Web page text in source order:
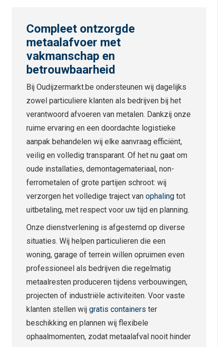
Compleet ontzorgde
metaalafvoer met
vakmanschap en
betrouwbaarheid
Bij Oudijzermarkt.be ondersteunen wij dagelijks
zowel particuliere klanten als bedrijven bij het
verantwoord afvoeren van metalen. Dankzij onze
ruime ervaring en een doordachte logistieke
aanpak behandelen wij elke aanvraag efficiënt,
veilig en volledig transparant. Of het nu gaat om
oude installaties, demontagemateriaal, non-
ferrometalen of grote partijen schroot: wij
verzorgen het volledige traject van ophaling tot
uitbetaling, met respect voor uw tijd en planning.
Onze dienstverlening is afgestemd op diverse
situaties. Wij helpen particulieren die een
woning, garage of terrein willen opruimen even
professioneel als bedrijven die regelmatig
metaalresten produceren tijdens verbouwingen,
projecten of industriële activiteiten. Voor vaste
klanten stellen wij gratis containers ter
beschikking en plannen wij flexibele
ophaalmomenten, zodat metaalafval nooit hinder